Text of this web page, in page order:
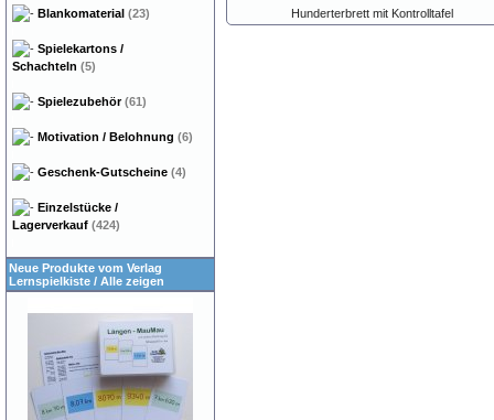
Hunderterbrett mit Kontrolltafel
Blankomaterial (23)
Spielekartons /
Schachteln (5)
Spielezubehör(61)
Motivation / Belohnung (6)
Geschenk-Gutscheine (4)
Einzelstücke /
Lagerverkauf (424)
Neue Produkte vom Verlag
Lernspielkiste / Alle zeigen